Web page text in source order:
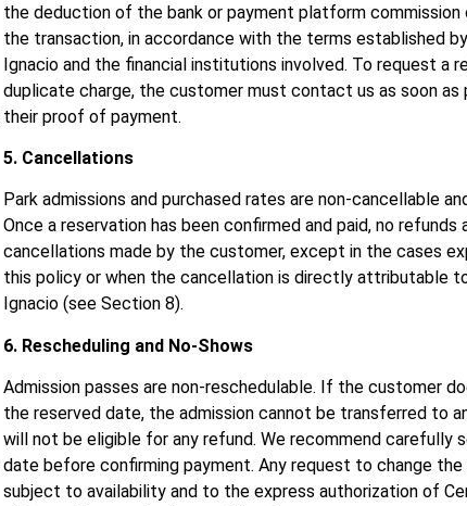
the deduction of the bank or payment platform commission
the transaction, in accordance with the terms established
Ignacio and the financial institutions involved. To request a
duplicate charge, the customer must contact us as soon as
their proof of payment.
5. Cancellations
Park admissions and purchased rates are non-cancellable
Once a reservation has been confirmed and paid, no refunds
cancellations made by the customer, except in the cases
this policy or when the cancellation is directly attributable
Ignacio (see Section 8).
6. Rescheduling and No-Shows
Admission passes are non-reschedulable. If the customer
the reserved date, the admission cannot be transferred to
will not be eligible for any refund. We recommend carefully
date before confirming payment. Any request to change
subject to availability and to the express authorization of